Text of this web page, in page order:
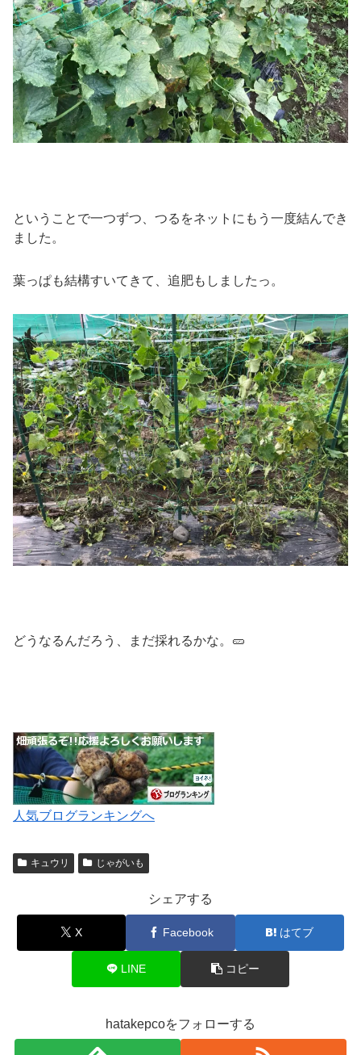
ということで一つずつ、つるをネットにもう一度結んでき
ました。
葉っぱも結構すいてきて、追肥もしましたっ。
どうなるんだろう、まだ採れるかな。🥒
人気ブログランキングへ
キュウリ じゃがいも
シェアする
X Facebook はてブ
LINE コピー
hatakepcoをフォローする